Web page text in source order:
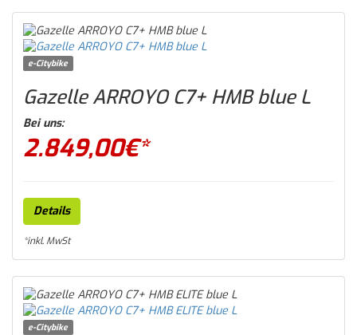
e-Citybike
Gazelle ARROYO C7+ HMB blue L
Bei uns:
2.849,00€*
Details
*inkl. MwSt
e-Citybike